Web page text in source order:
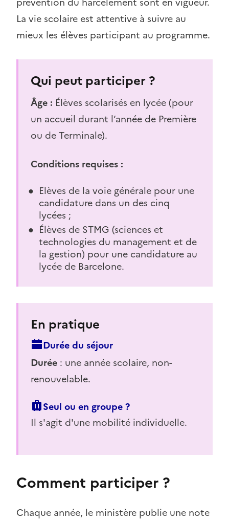
La vie scolaire est attentive à suivre au
mieux les élèves participant au programme.
Qui peut participer ?
Âge : Élèves scolarisés en lycée (pour
un accueil durant l’année de Première
ou de Terminale).
Conditions requises :
Elèves de la voie générale pour une
candidature dans un des cinq
lycées ;
Élèves de STMG (sciences et
technologies du management et de
la gestion) pour une candidature au
lycée de Barcelone.
En pratique
Durée du séjour
Durée : une année scolaire, non-
renouvelable.
Seul ou en groupe ?
Il s'agit d'une mobilité individuelle.
Comment participer ?
Chaque année, le ministère publie une note